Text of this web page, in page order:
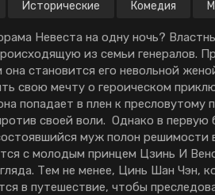
Боевик
Музыка
Военный
Детектив
Мистика
Мини-дорамы
ТВ
Исторические Комедия
Невеста на одну ночь?
из семьи генералов.
она становится его невольной
свою мечту о героическом
попадает в плен к
своей воли. Однако в первую
муж полон решимости
с молодым принцем Цзинь И
Тем не менее, Цинь Шан Чэн,
в путешествие, чтобы